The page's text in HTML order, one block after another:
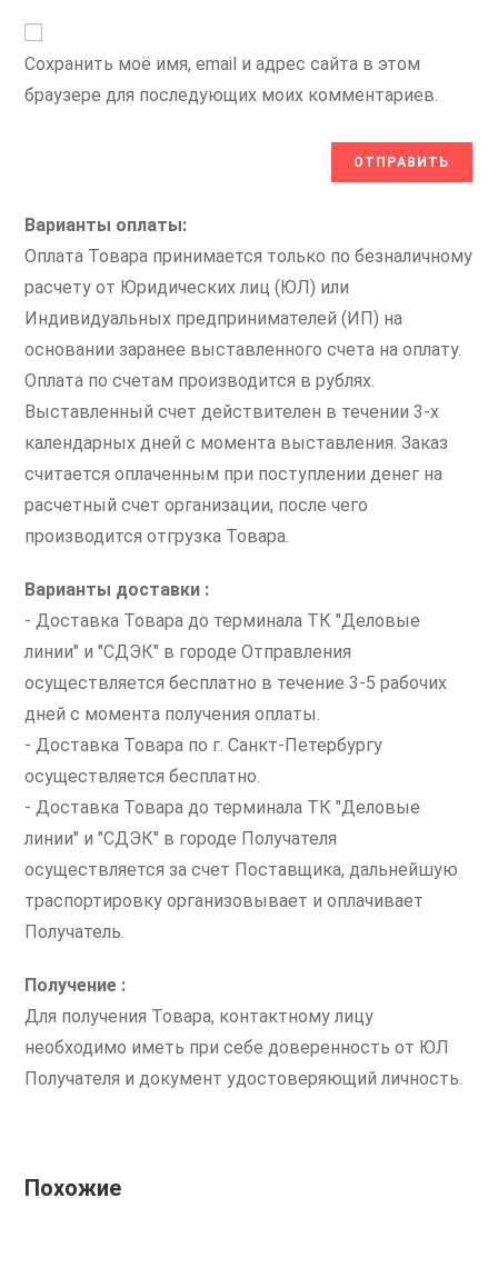
Сохранить моё имя, email и адрес сайта в этом
браузере для последующих моих комментариев.
Варианты оплаты:
Оплата Товара принимается только по безналичному
расчету от Юридических лиц (ЮЛ) или
Индивидуальных предпринимателей (ИП) на
основании заранее выставленного счета на оплату.
Оплата по счетам производится в рублях.
Выставленный счет действителен в течении 3-х
календарных дней с момента выставления. Заказ
считается оплаченным при поступлении денег на
расчетный счет организации, после чего
производится отгрузка Товара.
Варианты доставки :
- Доставка Товара до терминала ТК "Деловые
линии" и "СДЭК" в городе Отправления
осуществляется бесплатно в течение 3-5 рабочих
дней с момента получения оплаты.
- Доставка Товара по г. Санкт-Петербургу
осуществляется бесплатно.
- Доставка Товара до терминала ТК "Деловые
линии" и "СДЭК" в городе Получателя
осуществляется за счет Поставщика, дальнейшую
траспортировку организовывает и оплачивает
Получатель.
Получение :
Для получения Товара, контактному лицу
необходимо иметь при себе доверенность от ЮЛ
Получателя и документ удостоверяющий личность.
Похожие